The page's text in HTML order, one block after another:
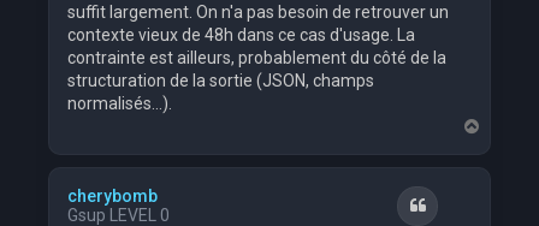
suffit largement. On n'a pas besoin de retrouver un
contexte vieux de 48h dans ce cas d'usage. La
contrainte est ailleurs, probablement du côté de la
structuration de la sortie (JSON, champs
normalisés...).
a
cherybomb
Gsup LEVEL 0
Citation